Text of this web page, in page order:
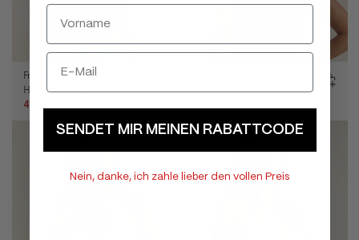
Freya Korsett-Top mit
Herzausschnitt
44,00 €
24,00 € 39,00 €
SENDET MIR MEINEN RABATTCODE
Nein, danke, ich zahle lieber den vollen Preis